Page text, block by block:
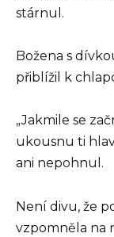
stárnul.
Božena s
přiblížil k
„Jakmile se
ukousnu ti
ani nepohnul.
Není divu, že
vzpomněla na